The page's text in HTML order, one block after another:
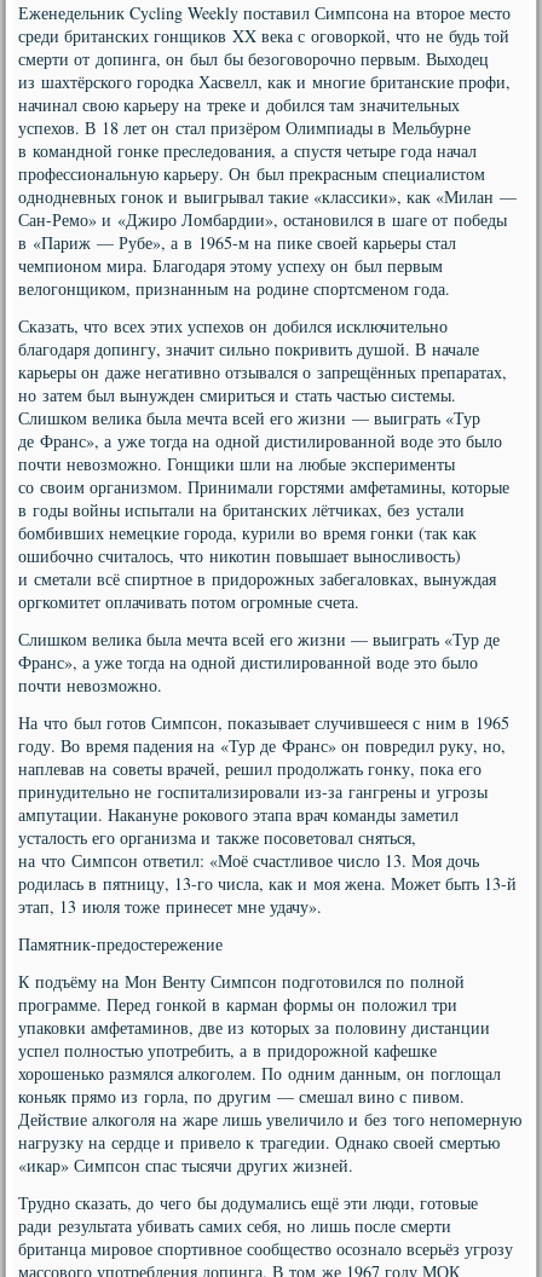
Еженедельник Cycling Weekly поставил Симпсона на второе место
среди британских гонщиков XX века с оговоркой, что не будь той
смерти от допинга, он был бы безоговорочно первым. Выходец
из шахтёрского городка Хасвелл, как и многие британские профи,
начинал свою карьеру на треке и добился там значительных
успехов. В 18 лет он стал призёром Олимпиады в Мельбурне
в командной гонке преследования, а спустя четыре года начал
профессиональную карьеру. Он был прекрасным специалистом
однодневных гонок и выигрывал такие «классики», как «Милан —
Сан-Ремо» и «Джиро Ломбардии», остановился в шаге от победы
в «Париж — Рубе», а в 1965-м на пике своей карьеры стал
чемпионом мира. Благодаря этому успеху он был первым
велогонщиком, признанным на родине спортсменом года.
Сказать, что всех этих успехов он добился исключительно
благодаря допингу, значит сильно покривить душой. В начале
карьеры он даже негативно отзывался о запрещённых препаратах,
но затем был вынужден смириться и стать частью системы.
Слишком велика была мечта всей его жизни — выиграть «Тур
де Франс», а уже тогда на одной дистилированной воде это было
почти невозможно. Гонщики шли на любые эксперименты
со своим организмом. Принимали горстями амфетамины, которые
в годы войны испытали на британских лётчиках, без устали
бомбивших немецкие города, курили во время гонки (так как
ошибочно считалось, что никотин повышает выносливость)
и сметали всё спиртное в придорожных забегаловках, вынуждая
оргкомитет оплачивать потом огромные счета.
Слишком велика была мечта всей его жизни — выиграть «Тур де
Франс», а уже тогда на одной дистилированной воде это было
почти невозможно.
На что был готов Симпсон, показывает случившееся с ним в 1965
году. Во время падения на «Тур де Франс» он повредил руку, но,
наплевав на советы врачей, решил продолжать гонку, пока его
принудительно не госпитализировали из-за гангрены и угрозы
ампутации. Накануне рокового этапа врач команды заметил
усталость его организма и также посоветовал сняться,
на что Симпсон ответил: «Моё счастливое число 13. Моя дочь
родилась в пятницу, 13-го числа, как и моя жена. Может быть 13-й
этап, 13 июля тоже принесет мне удачу».
Памятник-предостережение
К подъёму на Мон Венту Симпсон подготовился по полной
программе. Перед гонкой в карман формы он положил три
упаковки амфетаминов, две из которых за половину дистанции
успел полностью употребить, а в придорожной кафешке
хорошенько размялся алкоголем. По одним данным, он поглощал
коньяк прямо из горла, по другим — смешал вино с пивом.
Действие алкоголя на жаре лишь увеличило и без того непомерную
нагрузку на сердце и привело к трагедии. Однако своей смертью
«икар» Симпсон спас тысячи других жизней.
Трудно сказать, до чего бы додумались ещё эти люди, готовые
ради результата убивать самих себя, но лишь после смерти
британца мировое спортивное сообщество осознало всерьёз угрозу
массового употребления допинга. В том же 1967 году МОК